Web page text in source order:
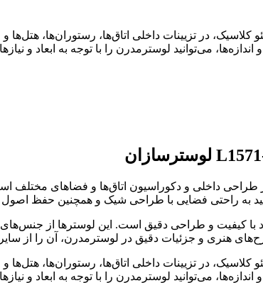
در تزیینات داخلی اتاق‌ها، رستوران‌ها،
می‌توانید لوسترمدرن را با توجه به ابعاد و
داخلی و دکوراسیون اتاق‌ها و فضاهای مختلف
به راحتی فضایی با طراحی شیک و همچنین حفظ اصول
با کیفیت و طراحی دقیق است. این لوسترها از
هنری و جزئیات دقیق در لوسترمدرن، آن را از
در تزیینات داخلی اتاق‌ها، رستوران‌ها،
می‌توانید لوسترمدرن را با توجه به ابعاد و